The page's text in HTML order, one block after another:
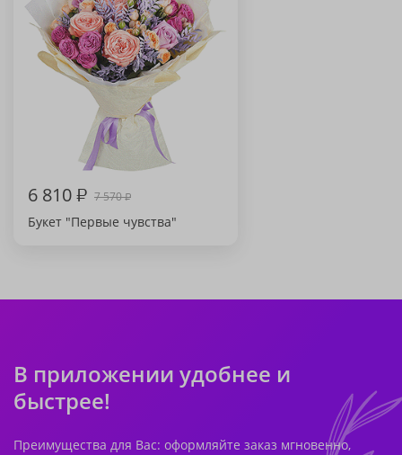
6 810₽ 7 570₽
Букет "Первые чувства"
В приложении удобнее и
быстрее!
Преимущества для Вас: оформляйте заказ мгновенно,